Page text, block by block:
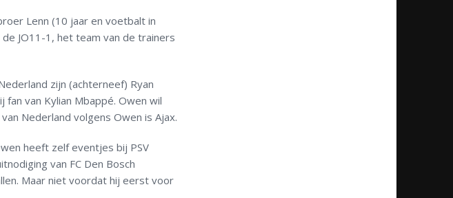
Lenn (10 jaar en voetbalt in
JO11-1, het team van de trainers
zijn (achterneef) Ryan
fan van Kylian Mbappé. Owen wil
Nederland volgens Owen is Ajax.
heeft zelf eventjes bij PSV
van FC Den Bosch
Maar niet voordat hij eerst voor